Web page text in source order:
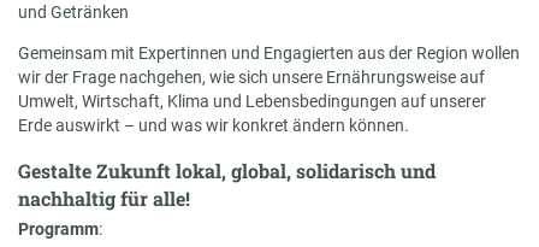
und Getränken
Gemeinsam mit Expertinnen und Engagierten aus der Region wollen
wir der Frage nachgehen, wie sich unsere Ernährungsweise auf
Umwelt, Wirtschaft, Klima und Lebensbedingungen auf unserer
Erde auswirkt – und was wir konkret ändern können.
Gestalte Zukunft lokal, global, solidarisch und
nachhaltig für alle!
Programm: